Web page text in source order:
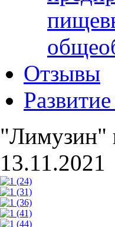
Отзывы
"Лимузин"
13.11.2021